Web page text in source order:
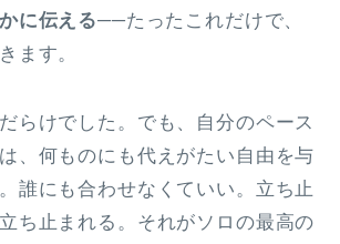
に伝える──たったこれだけで、
ます。
らけでした。でも、自分のペース
、何ものにも代えがたい自由を与
誰にも合わせなくていい。立ち止
ち止まれる。それがソロの最高の